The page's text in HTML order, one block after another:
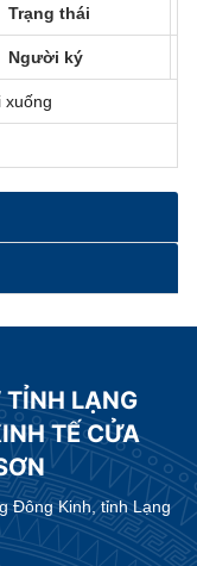
Trạng thái
Người ký
xuống
LẠNG
TẾ CỬA
Đông Kinh, tỉnh Lạng